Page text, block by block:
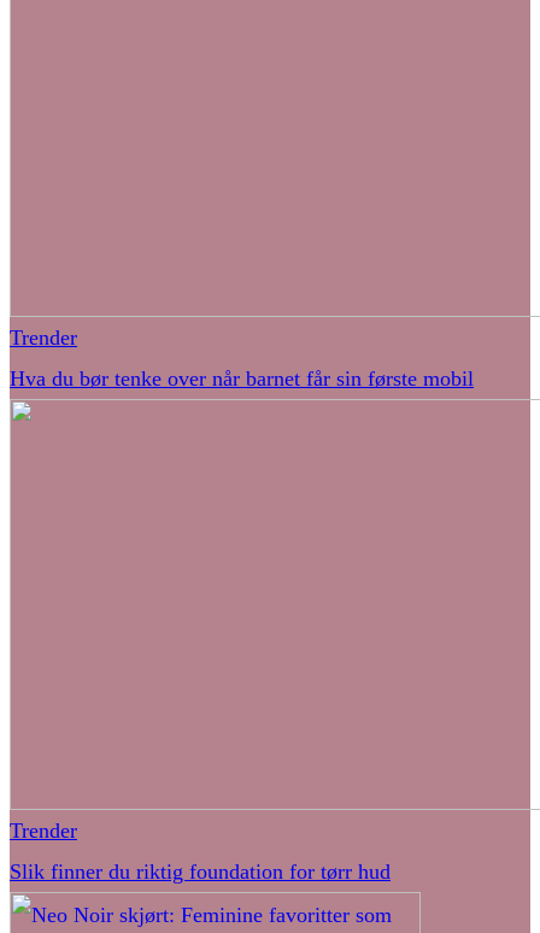
Trender
Hva du bør tenke over når barnet får sin første mobil
Trender
Slik finner du riktig foundation for tørr hud